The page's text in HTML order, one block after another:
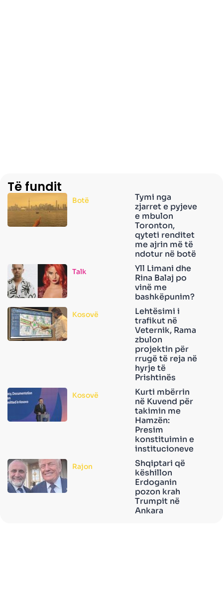
Të fundit
Botë
Tymi nga
zjarret e pyjeve
e mbulon
Toronton,
qyteti renditet
me ajrin më të
ndotur në botë
Talk
Yll Limani dhe
Rina Balaj po
vinë me
bashkëpunim?
Kosovë
Lehtësimi i
trafikut në
Veternik, Rama
zbulon
projektin për
rrugë të reja në
hyrje të
Prishtinës
Kosovë
Kurti mbërrin
në Kuvend për
takimin me
Hamzën:
Presim
konstituimin e
institucioneve
Rajon
Shqiptari që
këshillon
Erdoganin
pozon krah
Trumpit në
Ankara